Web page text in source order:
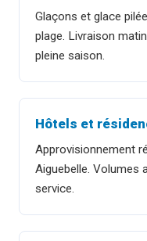
Glaçons et glace
plage. Livraison
pleine saison.
Hôtels et
Approvisionnement
Aiguebelle. Volumes
service.